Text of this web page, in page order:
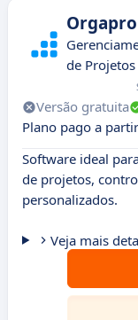
Orgapro
de
Versão gratuita
Plano pago a
Software ideal
de projetos,
personalizados.
Veja mais